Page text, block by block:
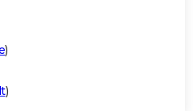
)
)